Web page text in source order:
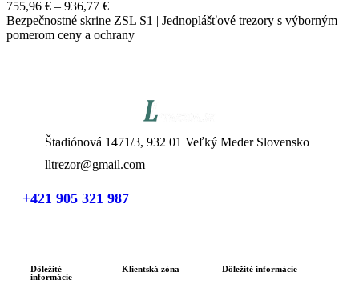
755,96 € – 936,77 €
Bezpečnostné skrine ZSL S1 | Jednoplášťové trezory s výborným
pomerom ceny a ochrany
Štadiónová 1471/3, 932 01 Veľký Meder Slovensko
lltrezor@gmail.com
+421 905 321 987
Dôležité
informácie
Klientská zóna Dôležité informácie